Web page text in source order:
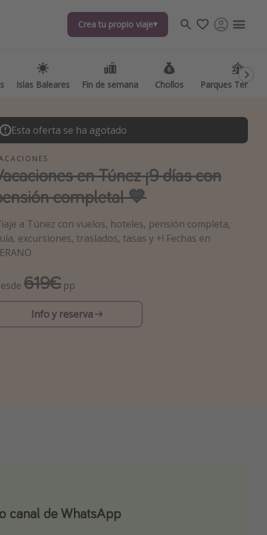
Crea tu propio viaje
Islas Baleares Fin de semana Chollos Parques
Crea tu propio viaje
Islas Baleares Fin de semana Chollos Parques
destinos
Esta oferta se ha agotado
en Túnez ¡9 días con
completa! 💙
a Túnez con vuelos, hoteles, pensión completa,
excursiones, traslados, tasas y +! Fechas en
619€ pp
Info y reserva
canal de WhatsApp
canal de Telegram!